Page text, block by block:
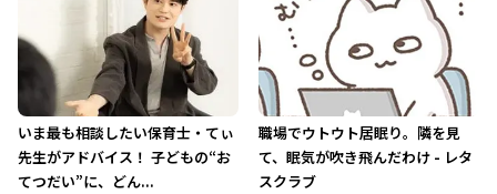
いま最も相談したい保育士・てぃ
先生がアドバイス！ 子どもの“お
てつだい”に、どん...
職場でウトウト居眠り。隣を見
て、眠気が吹き飛んだわけ - レタ
スクラブ